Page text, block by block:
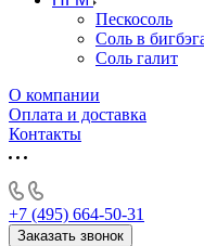
Пескосоль
Соль в
Соль галит
О компании
Оплата и доставка
Контакты
+7 (495) 664-50-31
Заказать звонок